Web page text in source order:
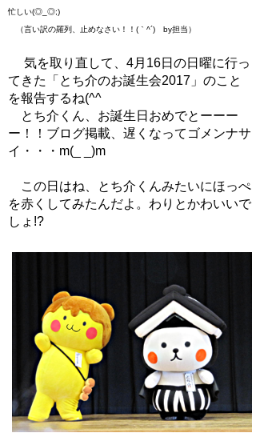
忙しい(◎_◎;)
（言い訳の羅列、止めなさい！！(｀^´) by担当）
気を取り直して、4月16日の日曜に行っ
てきた「とち介のお誕生会2017」のこと
を報告するね(^^ゞ
とち介くん、お誕生日おめでとーーー
ー！！ブログ掲載、遅くなってゴメンナサ
イ・・・m(_ _)m
この日はね、とち介くんみたいにほっぺ
を赤くしてみたんだよ。わりとかわいいで
しょ!?